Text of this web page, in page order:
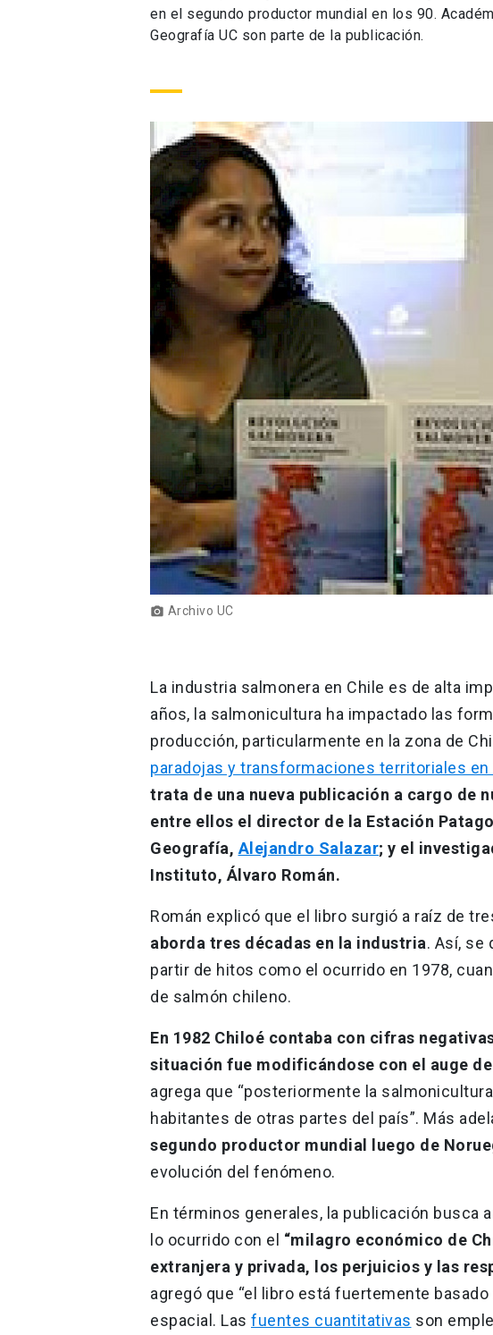
en el segundo productor mundial en los 90.
Geografía UC son parte de la publicación.
photo_camera Archivo UC
La industria salmonera en Chile es de alta
años, la salmonicultura ha impactado las
producción, particularmente en la zona de
paradojas y transformaciones territoriales en
trata de una nueva publicación a cargo de
entre ellos el director de la Estación
Geografía, Alejandro Salazar; y el
Instituto, Álvaro Román.
Román explicó que el libro surgió a raíz de
aborda tres décadas en la industria. Así, se
partir de hitos como el ocurrido en 1978,
de salmón chileno.
En 1982 Chiloé contaba con cifras
situación fue modificándose con el auge
agrega que “posteriormente la
habitantes de otras partes del país”. Más
segundo productor mundial luego de
evolución del fenómeno.
En términos generales, la publicación busca
lo ocurrido con el “milagro económico de
extranjera y privada, los perjuicios y las
agregó que “el libro está fuertemente
espacial. Las fuentes cuantitativas son